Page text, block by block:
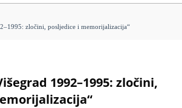
zločini, posljedice i memorijalizacija“
1992–1995: zločini,